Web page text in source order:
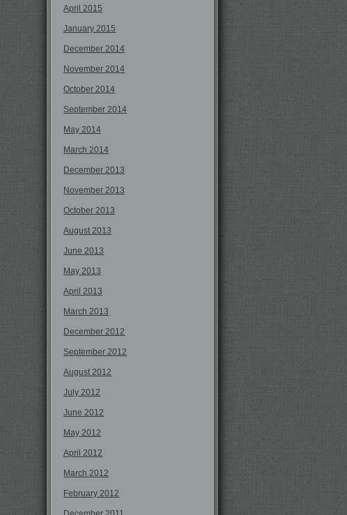
April 2015
January 2015
December 2014
November 2014
October 2014
September 2014
May 2014
March 2014
December 2013
November 2013
October 2013
August 2013
June 2013
May 2013
April 2013
March 2013
December 2012
September 2012
August 2012
July 2012
June 2012
May 2012
April 2012
March 2012
February 2012